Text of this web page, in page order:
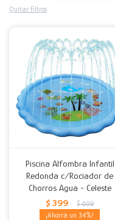
Quitar filtros
Piscina Alfombra Infantil
Redonda c/Rociador de
Chorros Agua - Celeste
$ 399 $ 609
34
Fundas
Accesorios para el hogar
Herramientas
Muebles Infantiles